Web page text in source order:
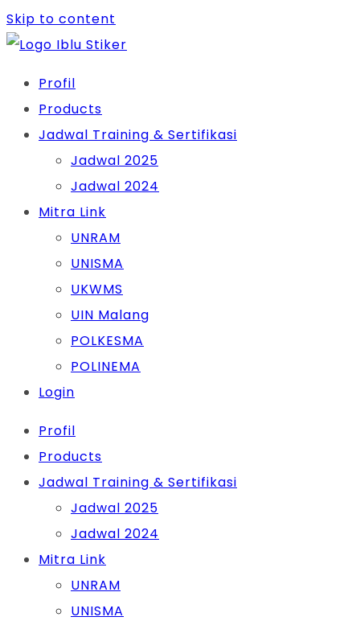
Skip to content
Profil
Products
Jadwal Training & Sertifikasi
Jadwal 2025
Jadwal 2024
Mitra Link
UNRAM
UNISMA
UKWMS
UIN Malang
POLKESMA
POLINEMA
Login
Profil
Products
Jadwal Training & Sertifikasi
Jadwal 2025
Jadwal 2024
Mitra Link
UNRAM
UNISMA